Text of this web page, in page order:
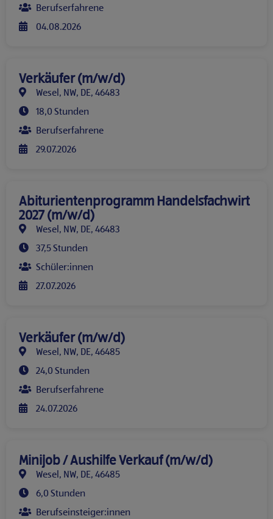
Berufserfahrene
04.08.2026
Verkäufer (m/w/d)
Wesel, NW, DE, 46483
18,0 Stunden
Berufserfahrene
29.07.2026
Abiturientenprogramm Handelsfachwirt
2027 (m/w/d)
Wesel, NW, DE, 46483
37,5 Stunden
Schüler:innen
27.07.2026
Verkäufer (m/w/d)
Wesel, NW, DE, 46485
24,0 Stunden
Berufserfahrene
24.07.2026
Minijob / Aushilfe Verkauf (m/w/d)
Wesel, NW, DE, 46485
6,0 Stunden
Berufseinsteiger:innen